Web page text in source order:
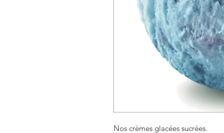
Nos crèmes glacées sucrées.